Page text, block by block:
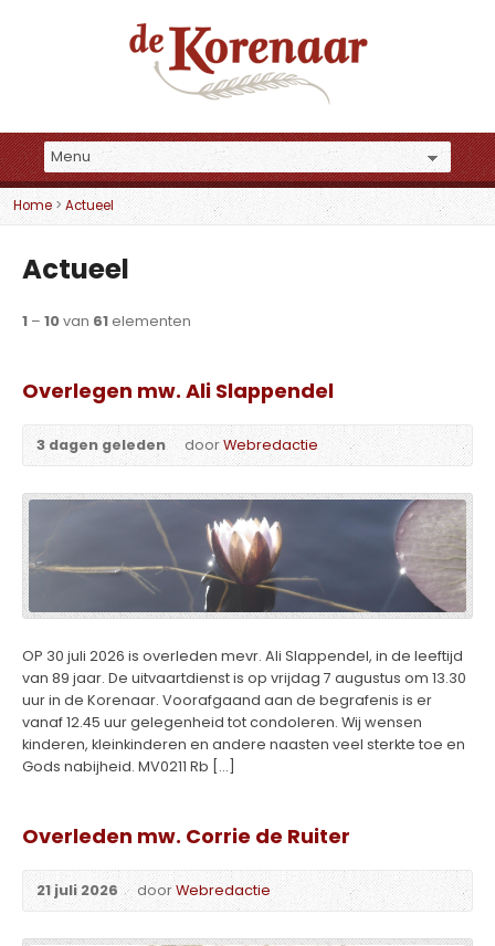
Home > Actueel
Actueel
1 – 10van 61 elementen
Overlegen mw. Ali Slappendel
3 dagen geleden doorWebredactie
OP 30 juli 2026 is overleden mevr. Ali Slappendel, in de leeftijd
van 89 jaar. De uitvaartdienst is op vrijdag 7 augustus om 13.30
uur in de Korenaar. Voorafgaand aan de begrafenis is er
vanaf 12.45 uur gelegenheid tot condoleren. Wij wensen
kinderen, kleinkinderen en andere naasten veel sterkte toe en
Gods nabijheid. MV0211 Rb […]
Overleden mw. Corrie de Ruiter
21 juli 2026 doorWebredactie